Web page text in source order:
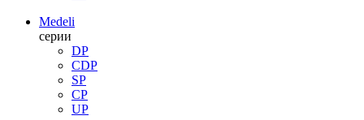
Medeli
серии
DP
CDP
SP
CP
UP